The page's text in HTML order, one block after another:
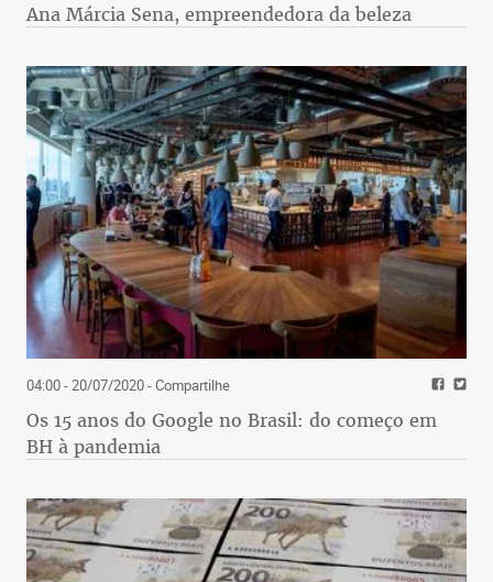
Ana Márcia Sena, empreendedora da beleza
04:00 - 20/07/2020- Compartilhe
Os 15 anos do Google no Brasil: do começo em
BH à pandemia